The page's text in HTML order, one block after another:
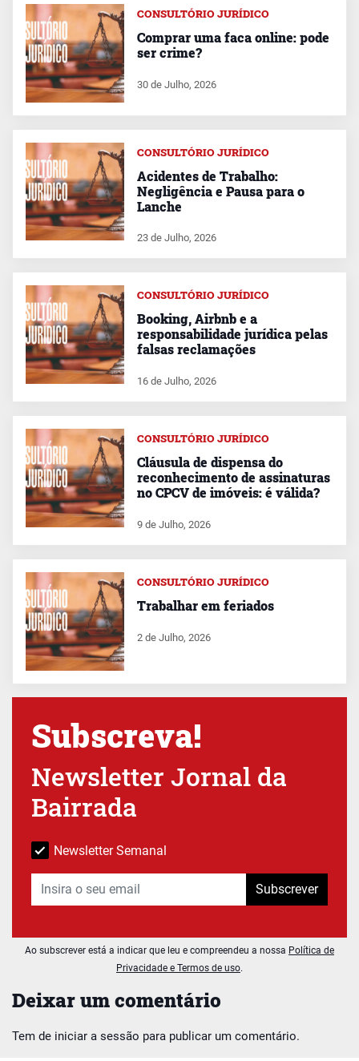
Deixar um comentário
Tem de iniciar a sessão para publicar um comentário.
CONSULTÓRIO JURÍDICO
Comprar uma faca online: pode
ser crime?
30 de Julho, 2026
CONSULTÓRIO JURÍDICO
Acidentes de Trabalho:
Negligência e Pausa para o
Lanche
23 de Julho, 2026
CONSULTÓRIO JURÍDICO
Booking, Airbnb e a
responsabilidade jurídica pelas
falsas reclamações
16 de Julho, 2026
CONSULTÓRIO JURÍDICO
Cláusula de dispensa do
reconhecimento de assinaturas
no CPCV de imóveis: é válida?
9 de Julho, 2026
CONSULTÓRIO JURÍDICO
Trabalhar em feriados
2 de Julho, 2026
Subscreva!
Newsletter Jornal da
Bairrada
Newsletter Semanal
Subscrever
Ao subscrever está a indicar que leu e compreendeu a nossa Política de
Privacidade e Termos de uso.